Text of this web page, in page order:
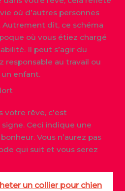
où d’autres personnes
dit, ce schéma
où vous étiez chargé
Il peut s’agir du
responsable au travail ou
enfant.
votre rêve, c’est
Ceci indique une
Vous n’aurez pas
qui suit et vous serez
un collier pour chien